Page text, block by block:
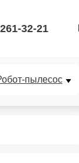
32-21
пылесос